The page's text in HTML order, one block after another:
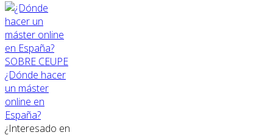
SOBRE CEUPE
¿Dónde hacer
un máster
online en
España?
¿Interesado en